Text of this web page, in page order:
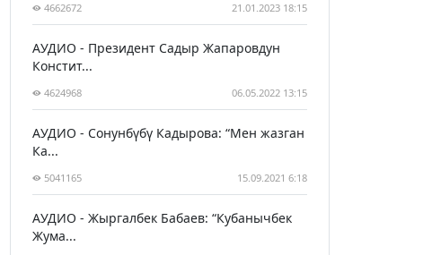
4662672 21.01.2023 18:15
АУДИО - Президент Садыр Жапаровдун
Констит...
4624968 06.05.2022 13:15
АУДИО - Сонунбүбү Кадырова: “Мен жазган
Ка...
5041165 15.09.2021 6:18
АУДИО - Жыргалбек Бабаев: “Кубанычбек
Жума...